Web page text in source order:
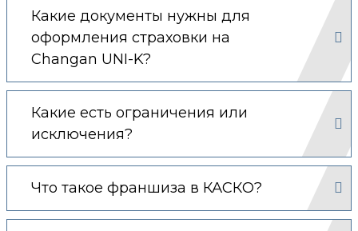
Какие документы нужны для
оформления страховки на
Changan UNI-K?
Какие есть ограничения или
исключения?
Что такое франшиза в КАСКО?